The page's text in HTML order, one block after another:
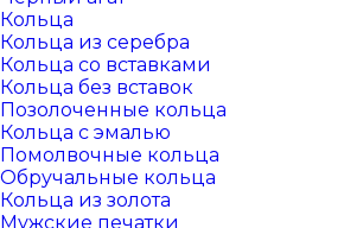
Кольца
Кольца из серебра
Кольца со вставками
Кольца без вставок
Позолоченные кольца
Кольца с эмалью
Помолвочные кольца
Обручальные кольца
Кольца из золота
Мужские печатки